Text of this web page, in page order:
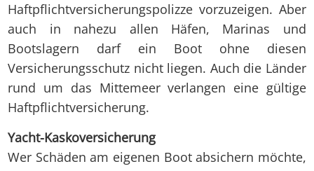
Haftpflichtversicherungspolizze vorzuzeigen. Aber
auch in nahezu allen Häfen, Marinas und
Bootslagern darf ein Boot ohne diesen
Versicherungsschutz nicht liegen. Auch die Länder
rund um das Mittemeer verlangen eine gültige
Haftpflichtversicherung.
Yacht-Kaskoversicherung
Wer Schäden am eigenen Boot absichern möchte,